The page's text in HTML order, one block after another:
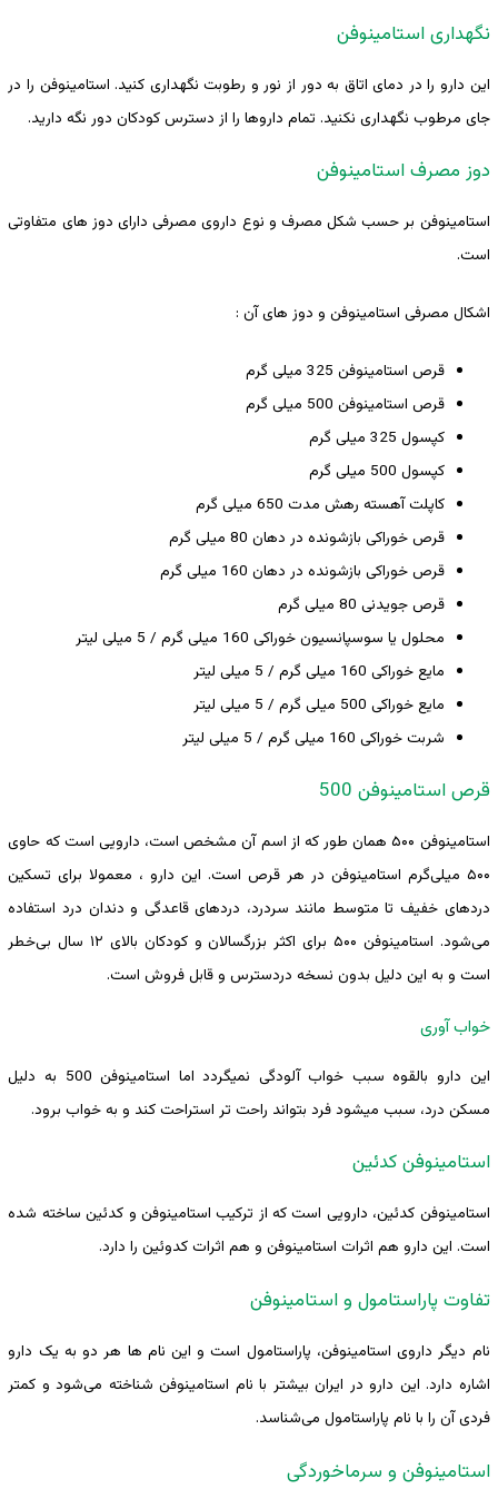
نگهداری استامینوفن
این دارو را در دمای اتاق به دور از نور و رطوبت نگهداری کنید. استامینوفن را در
جای مرطوب نگهداری نکنید. تمام داروها را از دسترس کودکان دور نگه دارید.
دوز مصرف استامینوفن
استامینوفن بر حسب شکل مصرف و نوع داروی مصرفی دارای دوز های متفاوتی
است.
اشکال مصرفی استامینوفن و دوز های آن :
قرص استامینوفن 325 میلی گرم
قرص استامینوفن 500 میلی گرم
کپسول 325 میلی گرم
کپسول 500 میلی گرم
کاپلت آهسته رهش مدت 650 میلی گرم
قرص خوراکی بازشونده در دهان 80 میلی گرم
قرص خوراکی بازشونده در دهان 160 میلی گرم
قرص جویدنی 80 میلی گرم
محلول یا سوسپانسیون خوراکی 160 میلی گرم / 5 میلی لیتر
مایع خوراکی 160 میلی گرم / 5 میلی لیتر
مایع خوراکی 500 میلی گرم / 5 میلی لیتر
شربت خوراکی 160 میلی گرم / 5 میلی لیتر
قرص استامینوفن 500
استامینوفن ۵۰۰ همان طور که از اسم آن مشخص است، دارویی است که حاوی
۵۰۰ میلی‌گرم استامینوفن در هر قرص است. این دارو ، معمولا برای تسکین
دردهای خفیف تا متوسط ​​مانند سردرد، دردهای قاعدگی و دندان درد استفاده
می‌شود. استامینوفن ۵۰۰ برای اکثر بزرگسالان و کودکان بالای ۱۲ سال بی‌خطر
است و به این دلیل بدون نسخه دردسترس و قابل فروش است.
خواب آوری
این دارو بالقوه سبب خواب آلودگی نمیگردد اما استامینوفن 500 به دلیل
مسکن درد، سبب میشود فرد بتواند راحت تر استراحت کند و به خواب برود.
استامینوفن کدئین
استامینوفن کدئین، دارویی است که از ترکیب استامینوفن و کدئین ساخته شده
است. این دارو هم اثرات استامینوفن و هم اثرات کدوئين را دارد.
تفاوت پاراستامول و استامینوفن
نام دیگر داروی استامینوفن، پاراستامول است و این نام ها هر دو به یک دارو
اشاره دارد. این دارو در ایران بیشتر با نام استامینوفن شناخته می‌شود و کمتر
فردی آن را با نام پاراستامول می‌شناسد.
استامینوفن و سرماخوردگی